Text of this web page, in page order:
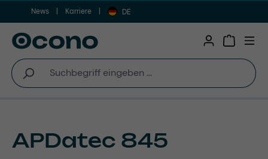
Zum Hauptinhalt springen
News Karriere DE
APDatec 845